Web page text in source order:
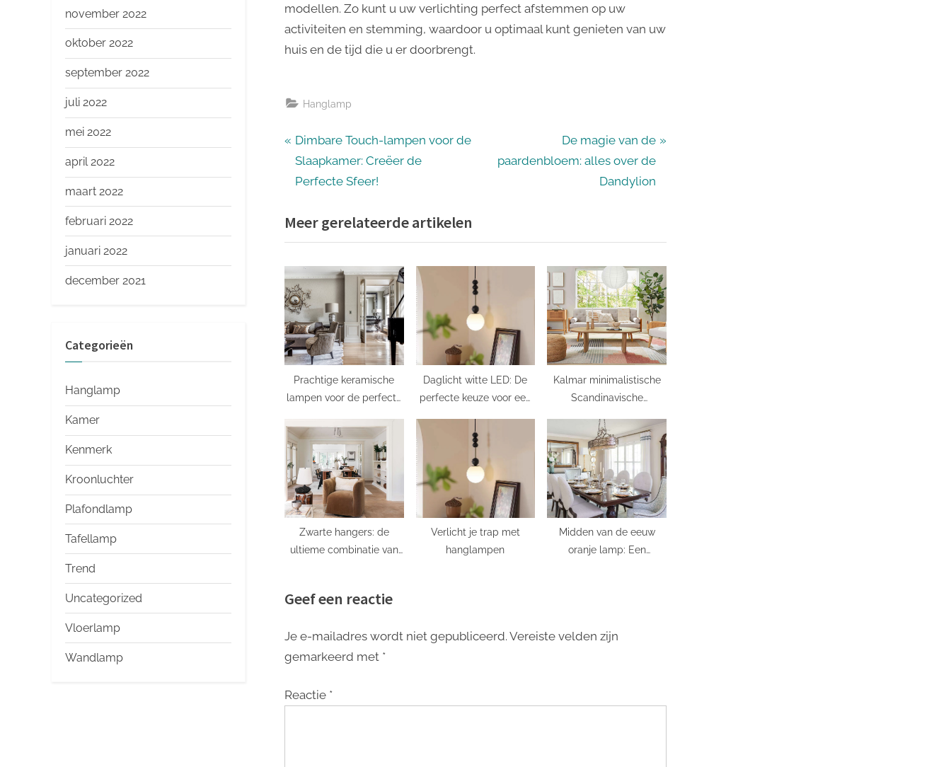
modellen. Zo kunt u uw verlichting perfect afstemmen op uw
activiteiten en stemming, waardoor u optimaal kunt genieten van uw
huis en de tijd die u er doorbrengt.
Hanglamp
Bericht
navigatie
P
r
e
i
o
u
s
P
o
s
t
:
Dimbare Touch-lampen voor de
Slaapkamer: Creëer de
Perfecte Sfeer!
N
e
o
s
t
:
De magie van de
paardenbloem: alles over de
Dandylion
Meer gerelateerde artikelen
Prachtige keramische
lampen voor de perfecte
Daglicht witte LED: De
perfecte keuze voor een
verlichting
Kalmar minimalistische
Scandinavische
Eenvoudigheid in Stijl
Zwarte hangers: de
ultieme combinatie van
Verlicht je trap met
hanglampen
Midden van de eeuw
oranje lamp: Een
Geef een reactie
Je e-mailadres wordt niet gepubliceerd. Vereiste velden zijn
gemarkeerd met *
Reactie *
november 2022
oktober 2022
september 2022
juli 2022
mei 2022
april 2022
maart 2022
februari 2022
januari 2022
december 2021
Categorieën
Hanglamp
Kamer
Kenmerk
Kroonluchter
Plafondlamp
Tafellamp
Trend
Uncategorized
Vloerlamp
Wandlamp